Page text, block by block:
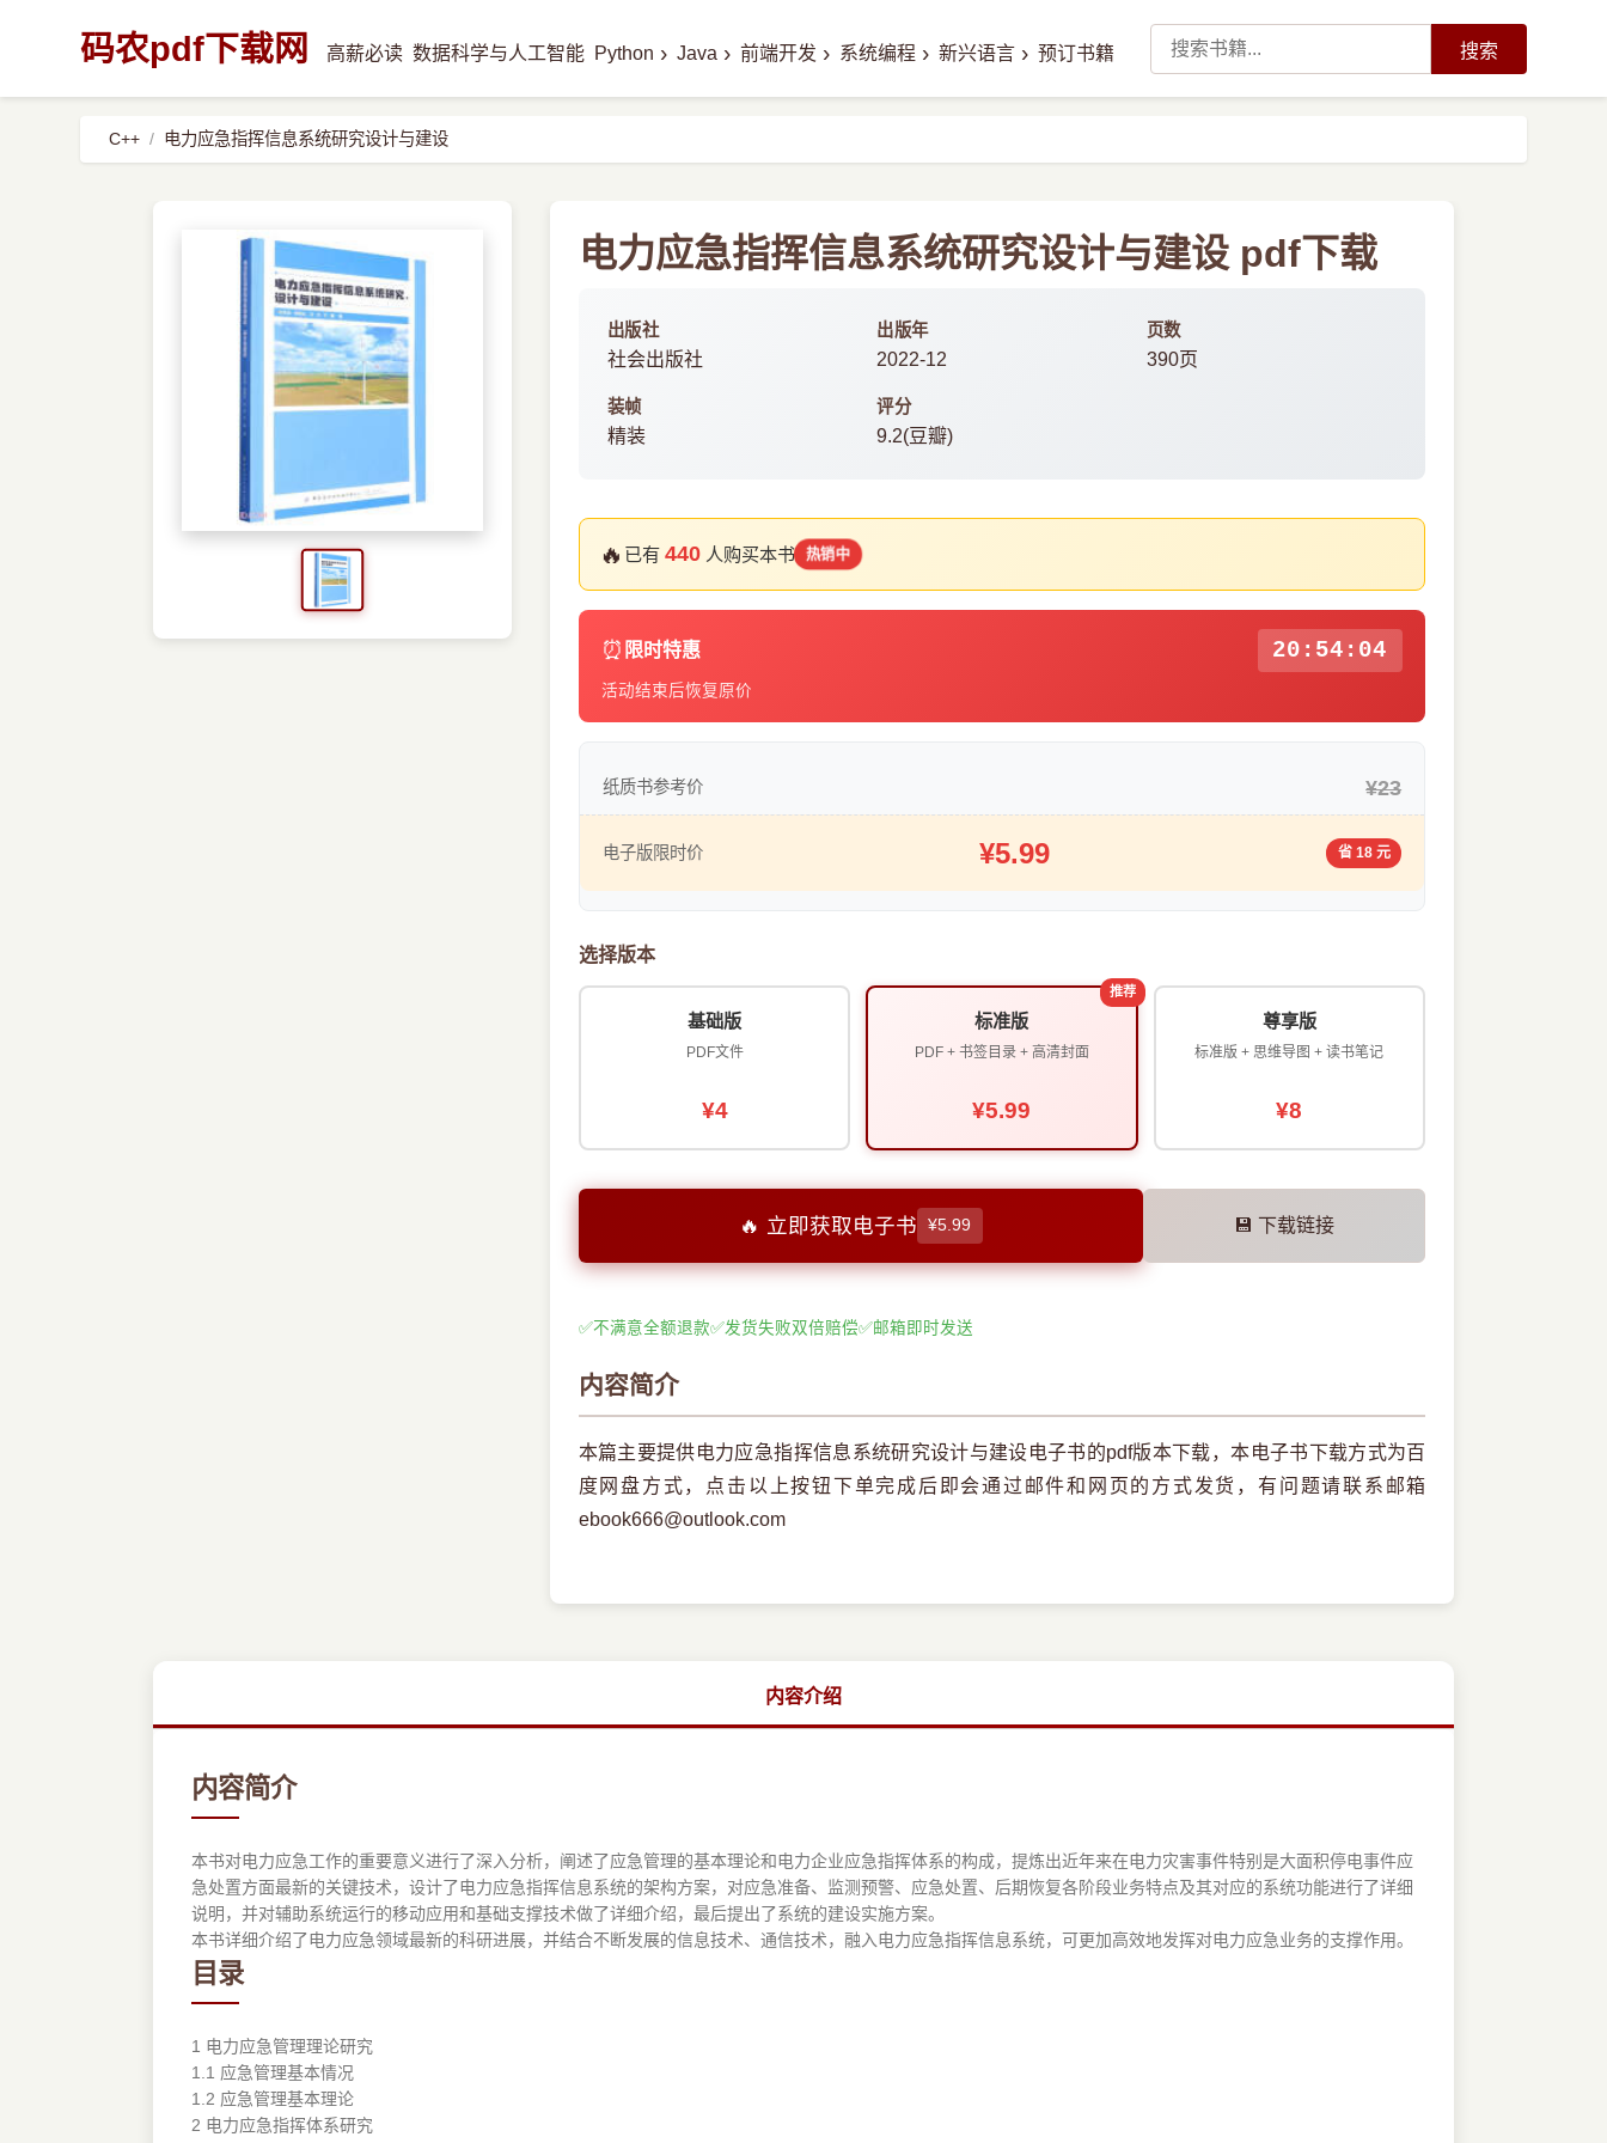
码农pdf下载网 高薪必读 数据科学与人工智能 Python › Java › 前端开发 › 系统编程 › 新兴语言 › 预订书籍 搜索
C++ 电力应急指挥信息系统研究设计与建设
电力应急指挥信息系统研究设计与建设 pdf下载
出版社
社会出版社
出版年
2022-12
页数
390页
装帧
精装
评分
9.2(豆瓣)
🔥 已有 440人购买本书 热销中
⏰ 限时特惠 20:54:03
活动结束后恢复原价
纸质书参考价 ¥23
电子版限时价 ¥5.99 省 18 元
选择版本
基础版
PDF文件
¥4
推荐
标准版
PDF + 书签目录 + 高清封面
¥5.99
尊享版
标准版 + 思维导图 + 读书笔记
¥8
🔥 立即获取电子书 ¥5.99 💾 下载链接
✅不满意全额退款✅发货失败双倍赔偿✅邮箱即时发送
内容简介
本篇主要提供电力应急指挥信息系统研究设计与建设电子书的pdf版本下载，本电子书下载方式为百
度网盘方式，点击以上按钮下单完成后即会通过邮件和网页的方式发货，有问题请联系邮箱
ebook666@outlook.com
内容介绍
内容简介
本书对电力应急工作的重要意义进行了深入分析，阐述了应急管理的基本理论和电力企业应急指挥体系的构成，提炼出近年来在电力灾害事件特别是大面积停电事件应
急处置方面最新的关键技术，设计了电力应急指挥信息系统的架构方案，对应急准备、监测预警、应急处置、后期恢复各阶段业务特点及其对应的系统功能进行了详细
说明，并对辅助系统运行的移动应用和基础支撑技术做了详细介绍，最后提出了系统的建设实施方案。
本书详细介绍了电力应急领域最新的科研进展，并结合不断发展的信息技术、通信技术，融入电力应急指挥信息系统，可更加高效地发挥对电力应急业务的支撑作用。
目录
1 电力应急管理理论研究
1.1 应急管理基本情况
1.2 应急管理基本理论
2 电力应急指挥体系研究